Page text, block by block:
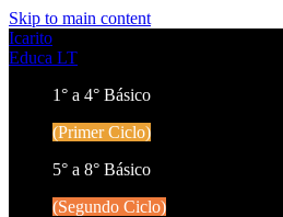
Skip to main content
Icarito
Educa LT
1° a 4° Básico
(Primer Ciclo)
5° a 8° Básico
(Segundo Ciclo)